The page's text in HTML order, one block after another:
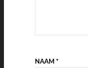
NAAM *